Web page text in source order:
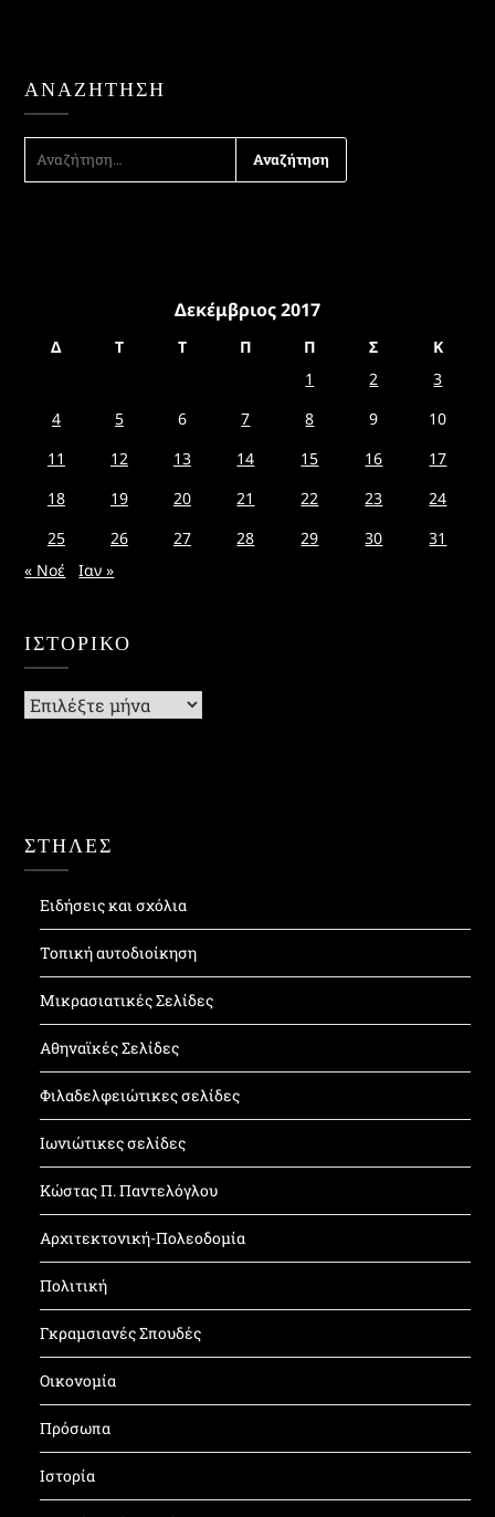
ΑΝΑΖΉΤΗΣΗ
ΑΝΑΖΉΤΗΣΗ
ΓΙΑ:
Δεκέμβριος 2017
Δ Τ Τ Π Π Σ
Κ
1
2
3
4
5 6 7 8 9
10
11
12 13 14 15 16
17
18
19 20 21 22 23
24
25
26 27 28 29 30
31
« Νοέ
Ιαν »
ΙΣΤΟΡΙΚΌ
Ιστορικό
ΣΤΗΛΕΣ
Ειδήσεις και σχόλια
Τοπική αυτοδιοίκηση
Μικρασιατικές Σελίδες
Αθηναϊκές Σελίδες
Φιλαδελφειώτικες σελίδες
Ιωνιώτικες σελίδες
Κώστας Π. Παντελόγλου
Αρχιτεκτονική-Πολεοδομία
Πολιτική
Γκραμσιανές Σπουδές
Οικονομία
Πρόσωπα
Ιστορία